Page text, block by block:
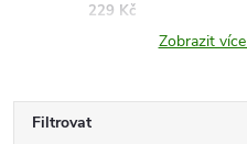
229 Kč
Zobrazit
Filtrovat